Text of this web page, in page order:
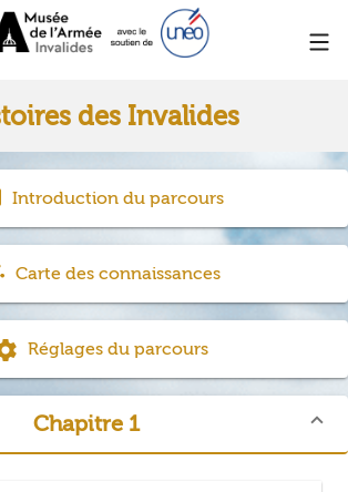
des Invalides
Introduction du parcours
Carte des connaissances
Réglages du parcours
Chapitre 1